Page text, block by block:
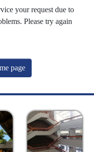
your request due to
Please try again
page